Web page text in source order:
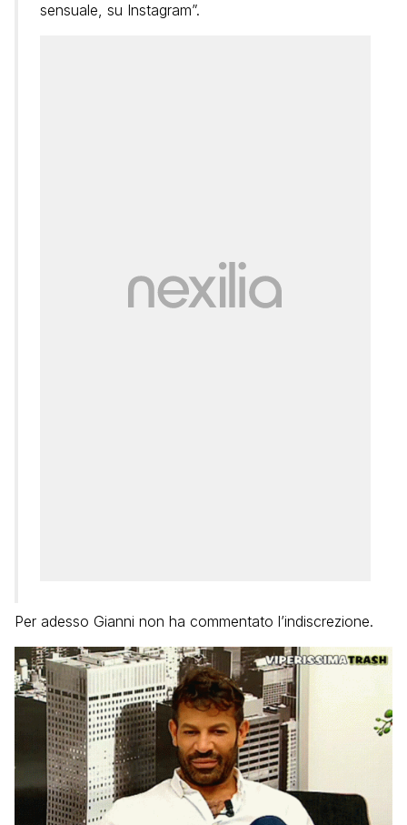
sensuale, su Instagram”.
Per adesso Gianni non ha commentato l’indiscrezione.